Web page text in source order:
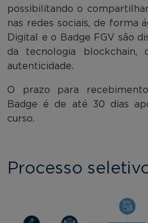
possibilitando o
nas redes sociais, de forma
Digital e o Badge FGV são
da tecnologia blockchain,
autenticidade.
O prazo para
Badge é de até 30 dias
curso.
Processo